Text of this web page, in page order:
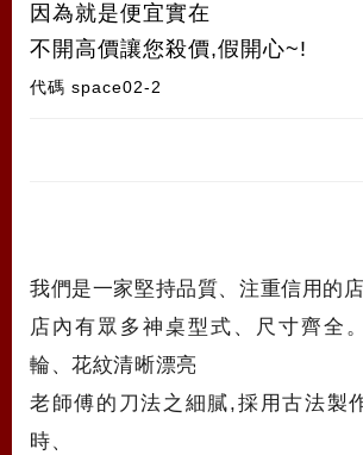
因為就是便宜實在
不開高價讓您殺價,假開心~!
代碼 space02-2
我們是一家堅持品質、注重信用的店
店內有眾多神桌型式、尺寸齊全
輪、花紋清晰漂亮
老師傅的刀法之細膩,採用古法製
時、